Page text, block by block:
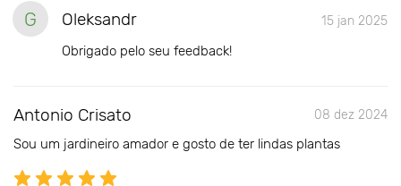
G Oleksandr 15 jan 2025
Obrigado pelo seu feedback!
Antonio Crisato 08 dez 2024
Sou um jardineiro amador e gosto de ter lindas plantas